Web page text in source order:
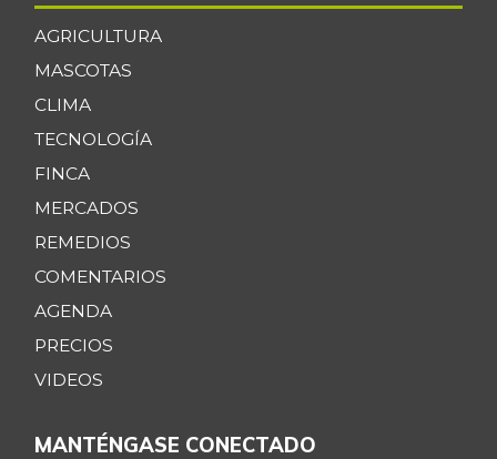
AGRICULTURA
MASCOTAS
CLIMA
TECNOLOGÍA
FINCA
MERCADOS
REMEDIOS
COMENTARIOS
AGENDA
PRECIOS
VIDEOS
MANTÉNGASE CONECTADO